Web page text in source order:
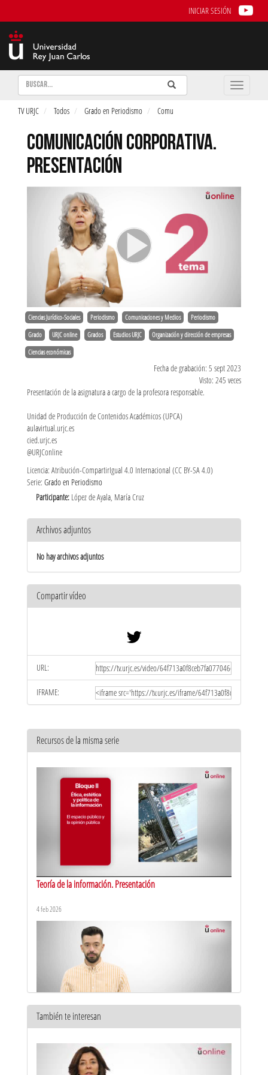
INICIAR SESIÓN
Buscar Enviar
Buscar
Toggle
TV URJC Todos Grado en Periodismo Comu
COMUNICACIÓN CORPORATIVA.
PRESENTACIÓN
Ciencias Jurídico-Sociales Periodismo Comunicaciones y Medios Periodismo
Grado URJC online Grados Estudios URJC Organización y dirección de empresas
Ciencias económicas
Fecha de grabación: 5 sept 2023
Visto: 245 veces
Presentación de la asignatura a cargo de la profesora responsable.
Unidad de Producción de Contenidos Académicos (UPCA)
aulavirtual.urjc.es
cied.urjc.es
@URJConline
Licencia: Atribución-CompartirIgual 4.0 Internacional (CC BY-SA 4.0)
Serie: Grado en Periodismo
Participante: López de Ayala, María Cruz
Archivos adjuntos
No hay archivos adjuntos
Compartir vídeo
URL:
IFRAME:
Recursos de la misma serie
Teoría de la información. Presentación
4 feb 2026
También te interesan